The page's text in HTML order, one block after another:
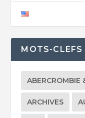
MOTS-CLEFS
ABERCROMBIE
ARCHIVES